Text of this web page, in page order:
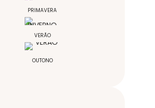
PRIMAVERA
VERÃO
OUTONO